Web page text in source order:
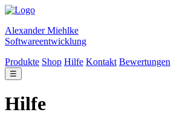
Alexander Miehlke
Softwareentwicklung
Produkte Shop Hilfe Kontakt Bewertungen
☰
Hilfe